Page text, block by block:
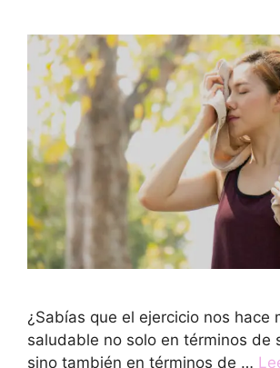
¿Sabías que el ejercicio nos hace
saludable no solo en términos de
sino también en términos de …